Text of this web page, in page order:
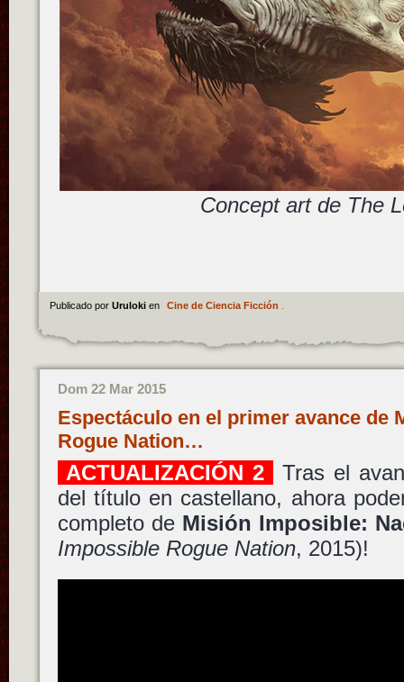
Concept art de The
Publicado por Uruloki en Cine de Ciencia Ficción
Dom 22 Mar 2015
Espectáculo en el primer avance de
Rogue Nation…
ACTUALIZACIÓN 2
Tras el
del título en castellano, ahora
completo de Misión Imposible:
Impossible Rogue Nation, 2015)!